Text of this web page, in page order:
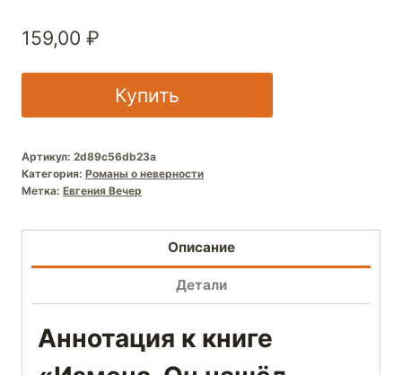
159,00 ₽
Купить
Артикул: 2d89c56db23a
Категория: Романы о неверности
Метка: Евгения Вечер
Описание
Детали
Аннотация к книге